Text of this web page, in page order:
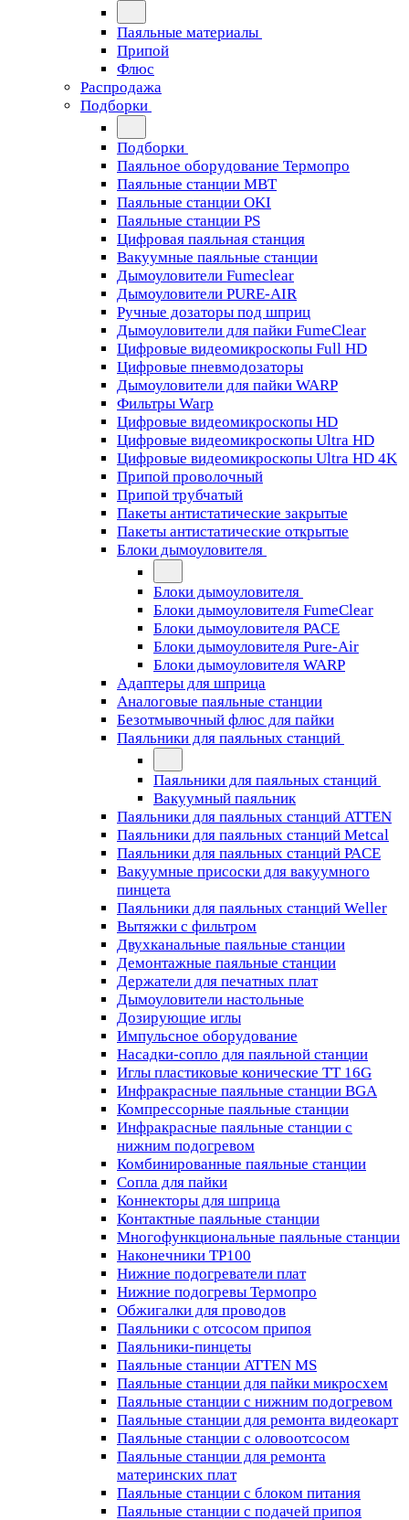
Паяльные материалы
Припой
Флюс
Распродажа
Подборки
Подборки
Паяльное оборудование Термопро
Паяльные станции MBT
Паяльные станции OKI
Паяльные станции PS
Цифровая паяльная станция
Вакуумные паяльные станции
Дымоуловители Fumeclear
Дымоуловители PURE-AIR
Ручные дозаторы под шприц
Дымоуловители для пайки FumeClear
Цифровые видеомикроскопы Full HD
Цифровые пневмодозаторы
Дымоуловители для пайки WARP
Фильтры Warp
Цифровые видеомикроскопы HD
Цифровые видеомикроскопы Ultra HD
Цифровые видеомикроскопы Ultra HD 4K
Припой проволочный
Припой трубчатый
Пакеты антистатические закрытые
Пакеты антистатические открытые
Блоки дымоуловителя
Блоки дымоуловителя
Блоки дымоуловителя FumeClear
Блоки дымоуловителя PACE
Блоки дымоуловителя Pure-Air
Блоки дымоуловителя WARP
Адаптеры для шприца
Аналоговые паяльные станции
Безотмывочный флюс для пайки
Паяльники для паяльных станций
Паяльники для паяльных станций
Вакуумный паяльник
Паяльники для паяльных станций ATTEN
Паяльники для паяльных станций Metcal
Паяльники для паяльных станций PACE
Вакуумные присоски для вакуумного
пинцета
Паяльники для паяльных станций Weller
Вытяжки с фильтром
Двухканальные паяльные станции
Демонтажные паяльные станции
Держатели для печатных плат
Дымоуловители настольные
Дозирующие иглы
Импульсное оборудование
Насадки-сопло для паяльной станции
Иглы пластиковые конические TT 16G
Инфракрасные паяльные станции BGA
Компрессорные паяльные станции
Инфракрасные паяльные станции с
нижним подогревом
Комбинированные паяльные станции
Сопла для пайки
Коннекторы для шприца
Контактные паяльные станции
Многофункциональные паяльные станции
Наконечники TP100
Нижние подогреватели плат
Нижние подогревы Термопро
Обжигалки для проводов
Паяльники с отсосом припоя
Паяльники-пинцеты
Паяльные станции ATTEN MS
Паяльные станции для пайки микросхем
Паяльные станции с нижним подогревом
Паяльные станции для ремонта видеокарт
Паяльные станции с оловоотсосом
Паяльные станции для ремонта
материнских плат
Паяльные станции с блоком питания
Паяльные станции с подачей припоя